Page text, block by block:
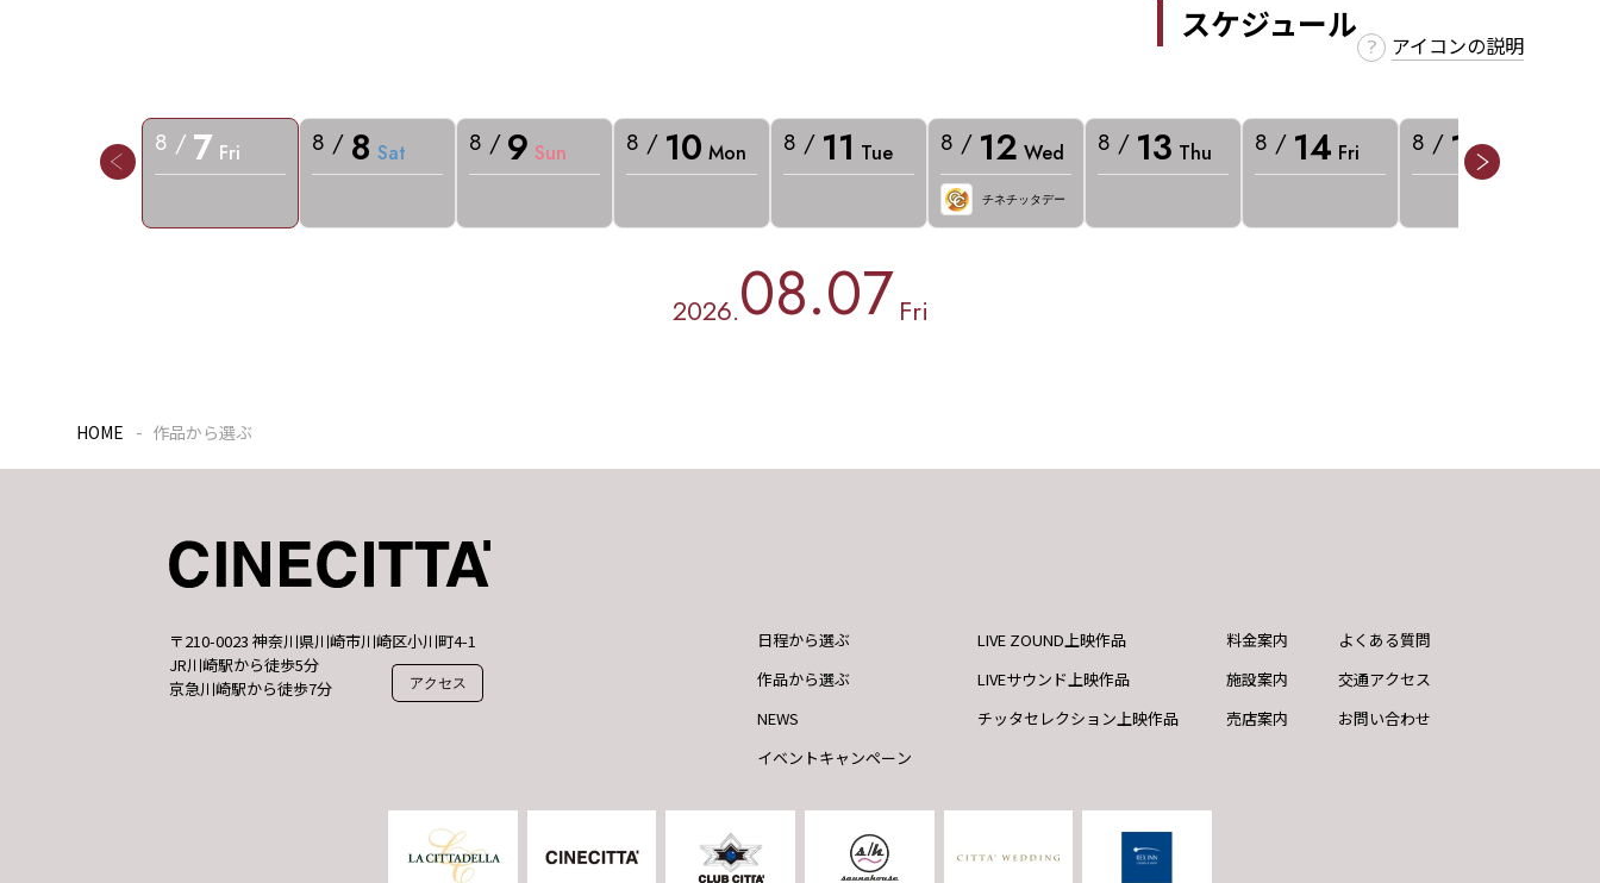
スケジュール
アイコンの説明
8 / 7 Fri 8 / 8 Sat 8 / 9 Sun 8 / 10 Mon 8 / 11 Tue 8 / 12 Wed
チネチッタデー
8 / 13 Thu 8 / 14 Fri 8 / 15 Sat
2026.08.07 Fri
HOME 作品から選ぶ
〒210-0023 神奈川県川崎市川崎区小川町4-1
JR川崎駅から徒歩5分
京急川崎駅から徒歩7分
アクセス
日程から選ぶ
作品から選ぶ
NEWS
イベントキャンペーン
LIVE ZOUND上映作品
LIVEサウンド上映作品
チッタセレクション上映作品
料金案内
施設案内
売店案内
よくある質問
交通アクセス
お問い合わせ